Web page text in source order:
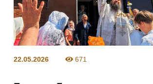
22.05.2026 671